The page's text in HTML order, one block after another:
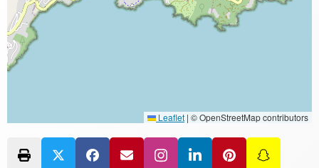
Leaflet | © OpenStreetMap contributors